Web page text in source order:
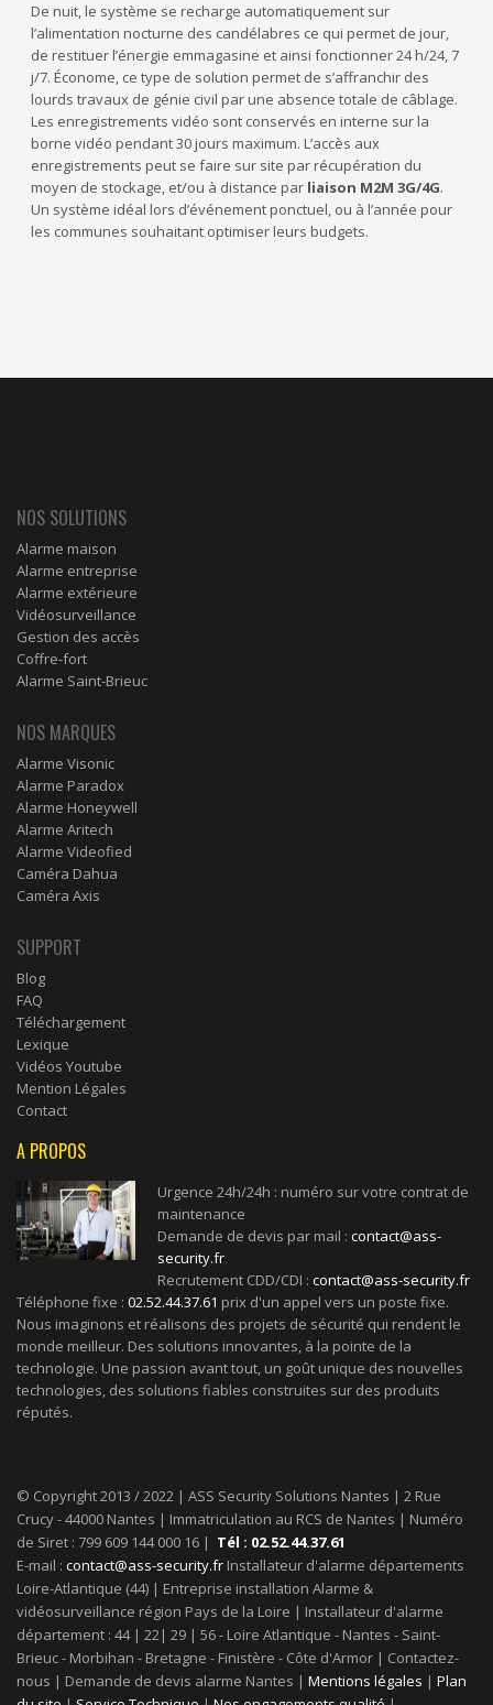
De nuit, le système se recharge automatiquement sur
l’alimentation nocturne des candélabres ce qui permet de jour,
de restituer l’énergie emmagasine et ainsi fonctionner 24 h/24, 7
j/7. Économe, ce type de solution permet de s’affranchir des
lourds travaux de génie civil par une absence totale de câblage.
Les enregistrements vidéo sont conservés en interne sur la
borne vidéo pendant 30 jours maximum. L’accès aux
enregistrements peut se faire sur site par récupération du
moyen de stockage, et/ou à distance par liaison M2M 3G/4G.
Un système idéal lors d’événement ponctuel, ou à l’année pour
les communes souhaitant optimiser leurs budgets.
NOS SOLUTIONS
Alarme maison
Alarme entreprise
Alarme extérieure
Vidéosurveillance
Gestion des accès
Coffre-fort
Alarme Saint-Brieuc
NOS MARQUES
Alarme Visonic
Alarme Paradox
Alarme Honeywell
Alarme Aritech
Alarme Videofied
Caméra Dahua
Caméra Axis
SUPPORT
Blog
FAQ
Téléchargement
Lexique
Vidéos Youtube
Mention Légales
Contact
A PROPOS
Urgence 24h/24h : numéro sur votre contrat de
maintenance
Demande de devis par mail : contact@ass-
security.fr
Recrutement CDD/CDI : contact@ass-security.fr
Téléphone fixe : 02.52.44.37.61 prix d'un appel vers un poste fixe.
Nous imaginons et réalisons des projets de sécurité qui rendent le
monde meilleur. Des solutions innovantes, à la pointe de la
technologie. Une passion avant tout, un goût unique des nouvelles
technologies, des solutions fiables construites sur des produits
réputés.
© Copyright 2013 / 2022 | ASS Security Solutions Nantes | 2 Rue
Crucy - 44000 Nantes | Immatriculation au RCS de Nantes | Numéro
de Siret : 799 609 144 000 16 | Tél : 02.52.44.37.61
E-mail : contact@ass-security.fr Installateur d'alarme départements
Loire-Atlantique (44) | Entreprise installation Alarme &
vidéosurveillance région Pays de la Loire | Installateur d'alarme
département : 44 | 22| 29 | 56 - Loire Atlantique - Nantes - Saint-
Brieuc - Morbihan - Bretagne - Finistère - Côte d'Armor | Contactez-
nous | Demande de devis alarme Nantes | Mentions légales | Plan